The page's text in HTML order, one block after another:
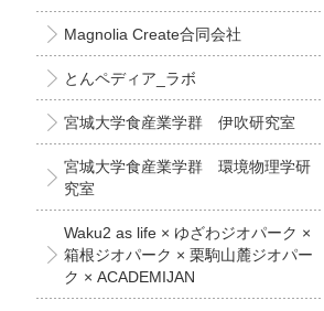
Magnolia Create合同会社
とんペディア_ラボ
宮城大学食産業学群 伊吹研究室
宮城大学食産業学群 環境物理学研
究室
Waku2 as life × ゆざわジオパーク ×
箱根ジオパーク × 栗駒山麓ジオパー
ク × ACADEMIJAN